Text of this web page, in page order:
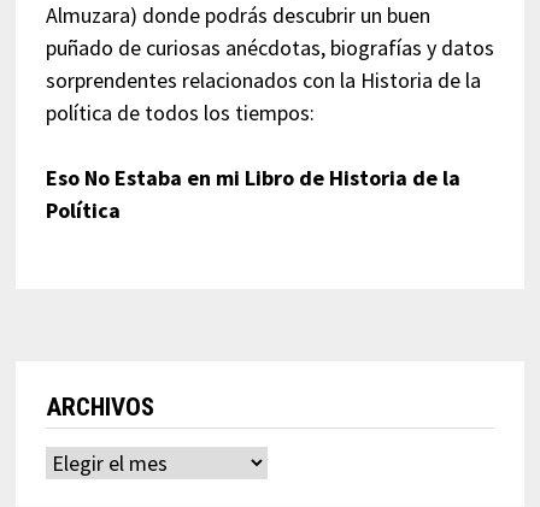
Almuzara) donde podrás descubrir un buen
puñado de curiosas anécdotas, biografías y datos
sorprendentes relacionados con la Historia de la
política de todos los tiempos:
Eso No Estaba en mi Libro de Historia de la
Política
ARCHIVOS
Archivos